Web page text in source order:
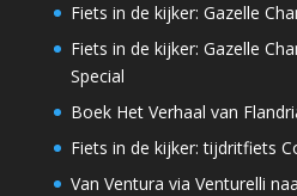
Fiets in de kijker: Gazelle
Fiets in de kijker: Gazelle
Special
Boek Het Verhaal van
Fiets in de kijker: tijdritfiets
Van Ventura via Venturelli